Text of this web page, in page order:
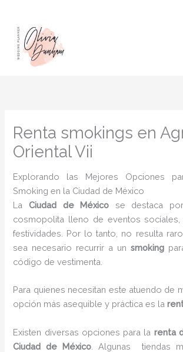
contenido
Renta smokings en
Oriental Vii
Explorando las Mejores Opciones
Smoking en la Ciudad de México
LaCiudad de México se destaca
cosmopolita lleno de eventos sociales,
festividades. Por lo tanto, no resulta
sea necesario recurrir a un smoking
código de vestimenta.
Para quienes necesitan este atuendo de
opción más asequible y práctica es la
Existen diversas opciones para la renta
Ciudad de México . Algunas tiendas